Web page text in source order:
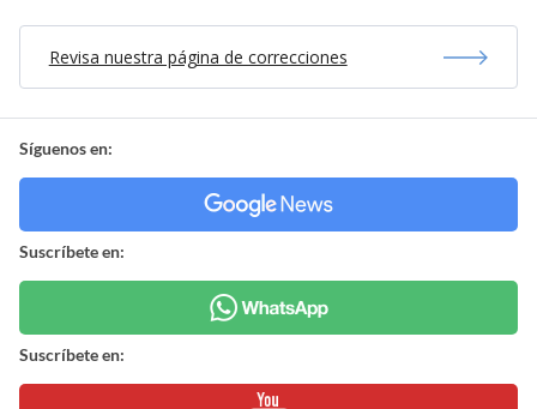
Revisa nuestra página de correcciones
Síguenos en:
Suscríbete en:
Suscríbete en: